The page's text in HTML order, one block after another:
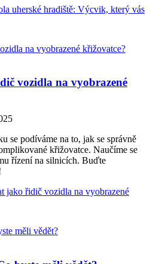
uherské hradiště: Výcvik, který vás
vozidla na vyobrazené
se podíváme na to, jak se správně
křižovatce. Naučíme se
řízení na silnicích. Buďte
jako řidič vozidla na vyobrazené